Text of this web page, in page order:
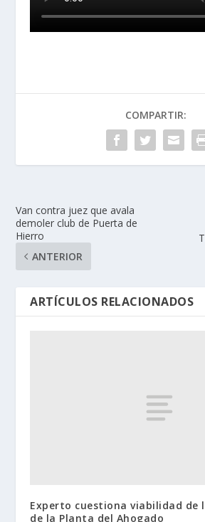
COMPARTIR:
Van contra juez que avala
demoler club de Puerta de
Hierro
ANTERIOR
ARTÍCULOS RELACIONADOS
Experto cuestiona viabilidad de
de la Planta del Ahogado